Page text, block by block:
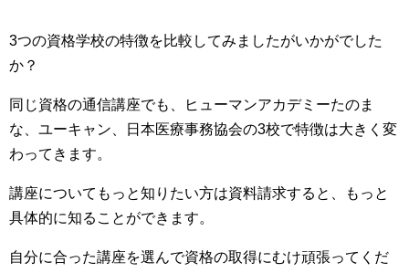
3つの資格学校の特徴を比較してみましたがいかがでした
か？
同じ資格の通信講座でも、ヒューマンアカデミーたのま
な、ユーキャン、日本医療事務協会の3校で特徴は大きく変
わってきます。
講座についてもっと知りたい方は資料請求すると、もっと
具体的に知ることができます。
自分に合った講座を選んで資格の取得にむけ頑張ってくだ